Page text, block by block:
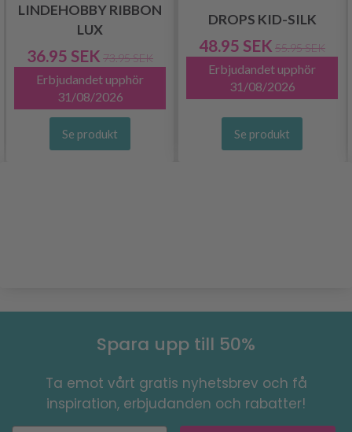
LINDEHOBBY RIBBON
LUX
36.95 SEK 73.95 SEK
Erbjudandet upphör
31/08/2026
Se produkt
DROPS KID-SILK
48.95 SEK 55.95 SEK
Erbjudandet upphör
31/08/2026
Se produkt
Spara upp till 50%
Ta emot vårt gratis nyhetsbrev och få
inspiration, erbjudanden och rabatter!